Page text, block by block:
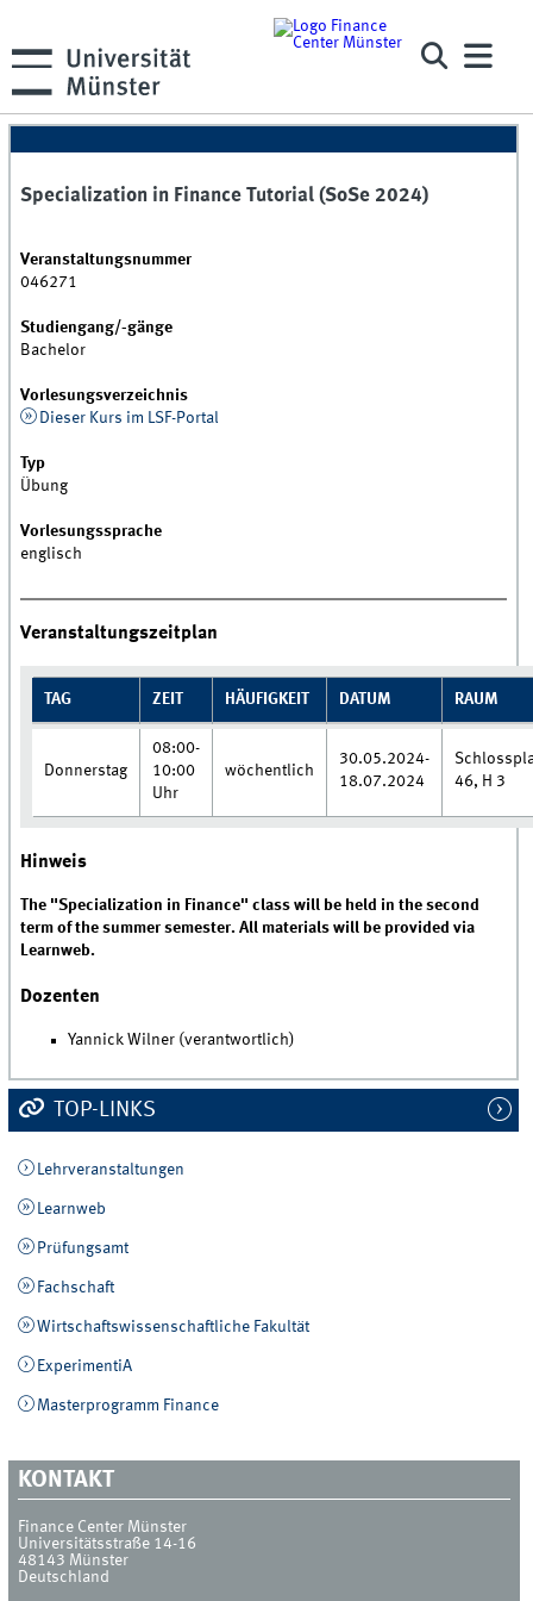
Specialization in Finance Tutorial (SoSe 2024)
Veranstaltungsnummer
046271
Studiengang/-gänge
Bachelor
Vorlesungsverzeichnis
Dieser Kurs im LSF-Portal
Typ
Übung
Vorlesungssprache
englisch
Veranstaltungszeitplan
TAG ZEIT HÄUFIGKEIT DATUM RAUM
Donnerstag
08:00-
10:00
Uhr
wöchentlich
30.05.2024-
18.07.2024
46, H 3
Hinweis
The "Specialization in Finance" class will be held in the second
term of the summer semester. All materials will be provided via
Learnweb.
Dozenten
Yannick Wilner (verantwortlich)
TOP-LINKS
Lehrveranstaltungen
Learnweb
Prüfungsamt
Fachschaft
Wirtschaftswissenschaftliche Fakultät
ExperimentiA
Masterprogramm Finance
KONTAKT
Finance Center Münster
Universitätsstraße 14-16
48143 Münster
Deutschland